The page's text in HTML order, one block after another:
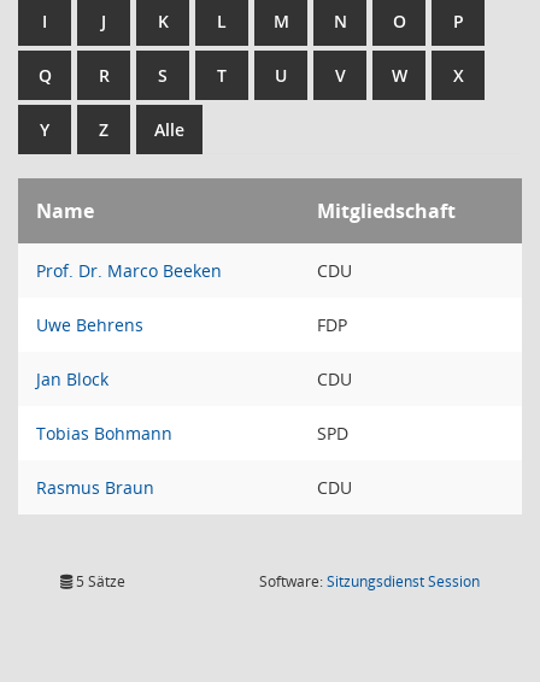
I J K L M N O P
Q R S T U V W X
Y Z Alle
Name Mitgliedschaft
Prof. Dr. Marco Beeken CDU
Uwe Behrens FDP
Jan Block CDU
Tobias Bohmann SPD
Rasmus Braun CDU
5 Sätze Software:SitzungsdienstSession(Wird in